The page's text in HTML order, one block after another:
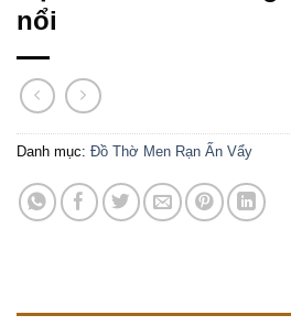
nổi
Danh mục: Đồ Thờ Men Rạn Ấn Vẩy